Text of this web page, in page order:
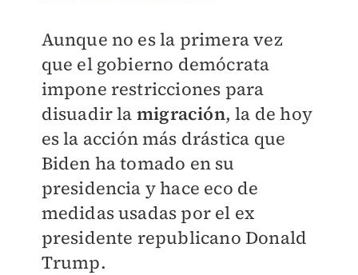
Aunque no es la primera vez
que el gobierno demócrata
impone restricciones para
disuadir la migración, la de hoy
es la acción más drástica que
Biden ha tomado en su
presidencia y hace eco de
medidas usadas por el ex
presidente republicano Donald
Trump.